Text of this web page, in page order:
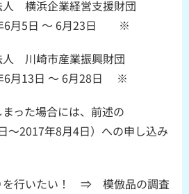
横浜企業経営支援財団
月5日 ～ 6月23日 ※
川崎市産業振興財団
月13日 ～ 6月28日 ※
った場合には、前述の
～2017年8月4日）への申し込み
を行いたい！ ⇒ 模倣品の調査